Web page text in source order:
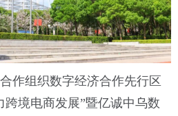
作组织数字经济合作先行区
跨境电商发展”暨亿诚中乌数